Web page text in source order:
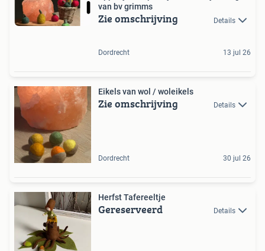
van bv grimms
Zie omschrijving Details
Dordrecht 13 jul 26
Eikels van wol / woleikels
Zie omschrijving Details
Dordrecht 30 jul 26
Herfst Tafereeltje
Gereserveerd Details